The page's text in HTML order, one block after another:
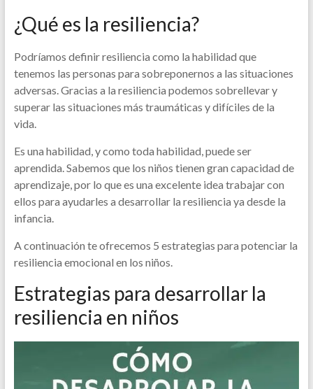
¿Qué es la resiliencia?
Podríamos definir resiliencia como la habilidad que
tenemos las personas para sobreponernos a las situaciones
adversas. Gracias a la resiliencia podemos sobrellevar y
superar las situaciones más traumáticas y difíciles de la
vida.
Es una habilidad, y como toda habilidad, puede ser
aprendida. Sabemos que los niños tienen gran capacidad de
aprendizaje, por lo que es una excelente idea trabajar con
ellos para ayudarles a desarrollar la resiliencia ya desde la
infancia.
A continuación te ofrecemos 5 estrategias para potenciar la
resiliencia emocional en los niños.
Estrategias para desarrollar la
resiliencia en niños